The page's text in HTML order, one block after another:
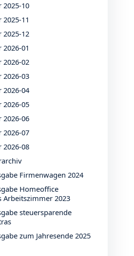
2025-10
11
2025-12
01
2026-02
2026-03
2026-04
2026-05
2026-06
2026-07
2026-08
Firmenwagen 2024
Homeoffice
Arbeitszimmer 2023
steuersparende
zum Jahresende 2025